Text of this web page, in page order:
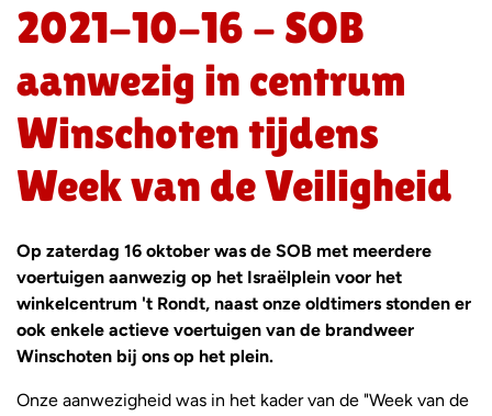
2021-10-16 - SOB
aanwezig in centrum
Winschoten tijdens
Week van de Veiligheid
Op zaterdag 16 oktober was de SOB met meerdere
voertuigen aanwezig op het Israëlplein voor het
winkelcentrum 't Rondt, naast onze oldtimers stonden er
ook enkele actieve voertuigen van de brandweer
Winschoten bij ons op het plein.
Onze aanwezigheid was in het kader van de "Week van de